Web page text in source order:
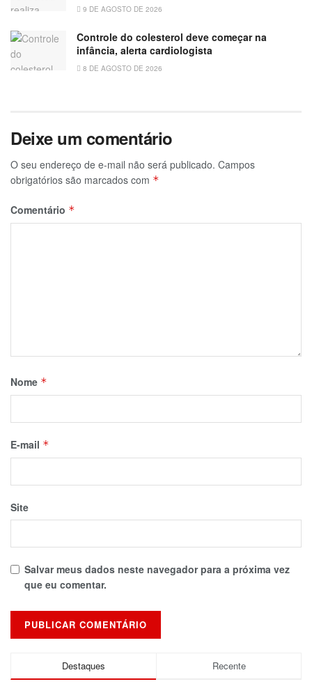
9 DE AGOSTO DE 2026
Controle do colesterol deve começar na
infância, alerta cardiologista
8 DE AGOSTO DE 2026
Deixe um comentário
O seu endereço de e-mail não será publicado. Campos
obrigatórios são marcados com *
Comentário *
Nome *
E-mail *
Site
Salvar meus dados neste navegador para a próxima vez
que eu comentar.
Destaques Recente